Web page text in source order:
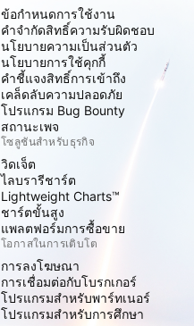
ข้อกำหนดการใช้งาน
คำจำกัดสิทธิ์ความรับผิดชอบ
นโยบายความเป็นส่วนตัว
นโยบายการใช้คุกกี้
คำชี้แจงสิทธิ์การเข้าถึง
เคล็ดลับความปลอดภัย
โปรแกรม Bug Bounty
สถานะเพจ
โซลูชันสำหรับธุรกิจ
วิดเจ็ต
ไลบรารีชาร์ต
Lightweight Charts™
ชาร์ตขั้นสูง
แพลตฟอร์มการซื้อขาย
โอกาสในการเติบโต
การลงโฆษณา
การเชื่อมต่อกับโบรกเกอร์
โปรแกรมสำหรับพาร์ทเนอร์
โปรแกรมสำหรับการศึกษา